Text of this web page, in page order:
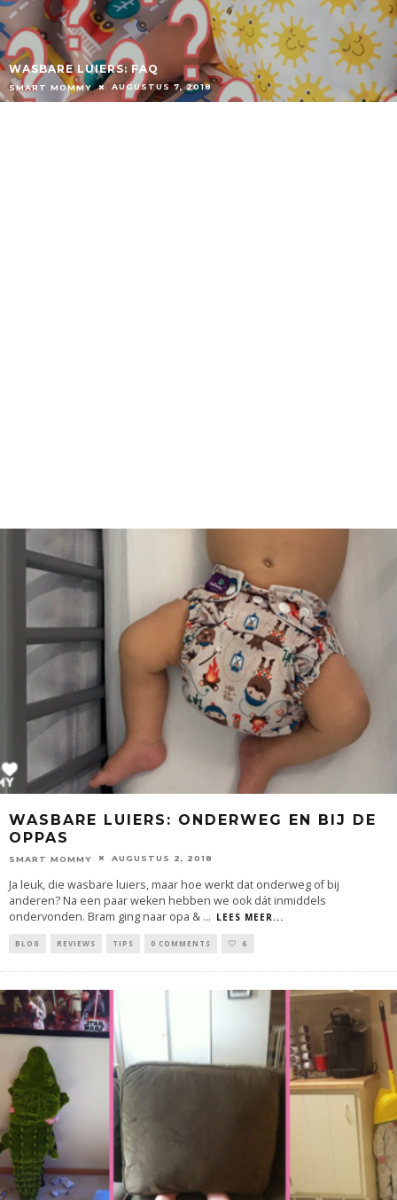
WASBARE LUIERS: FAQ
SMART MOMMY AUGUSTUS 7, 2018
WASBARE LUIERS: ONDERWEG EN BIJ DE
OPPAS
SMART MOMMY AUGUSTUS 2, 2018
Ja leuk, die wasbare luiers, maar hoe werkt dat onderweg of bij
anderen? Na een paar weken hebben we ook dát inmiddels
ondervonden. Bram ging naar opa & ... LEES MEER...
BLOG REVIEWS TIPS 0 COMMENTS 6